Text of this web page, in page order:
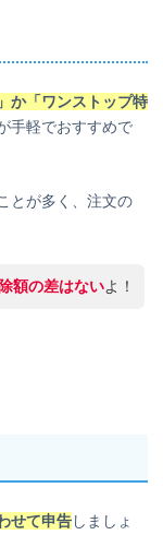
か「ワンストップ特
手軽でおすすめで
とが多く、注文の
額の差はないよ！
せて申告しましょ